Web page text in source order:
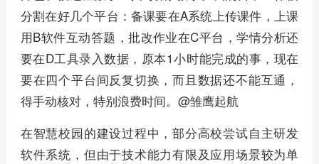
分割在好几个平台：备课要在A系统上传课件，上课
用B软件互动答题，批改作业在C平台，学情分析还
要在D工具录入数据，原本1小时能完成的事，现在
要在四个平台间反复切换，而且数据还不能互通，
得手动核对，特别浪费时间。@雏鹰起航
在智慧校园的建设过程中，部分高校尝试自主研发
软件系统，但由于技术能力有限及应用场景较为单